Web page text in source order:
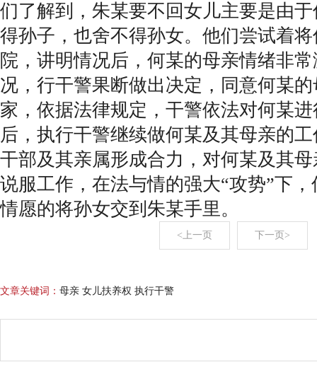
们了解到，朱某要不回女儿主要是由
得孙子，也舍不得孙女。他们尝试着
院，讲明情况后，何某的母亲情绪非
况，行干警果断做出决定，同意何某
家，依据法律规定，干警依法对何某
后，执行干警继续做何某及其母亲的
干部及其亲属形成合力，对何某及其
说服工作，在法与情的强大“攻势”下
情愿的将孙女交到朱某手里。
<上一页 下一页>
文章关键词： 母亲 女儿扶养权 执行干警